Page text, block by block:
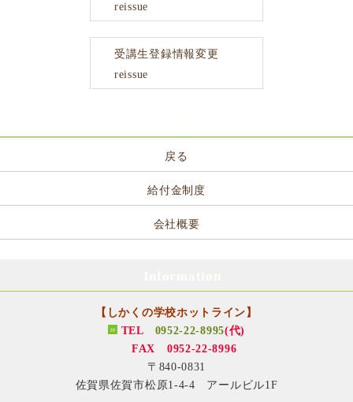
reissue
受講生登録情報変更
reissue
戻る
給付金制度
会社概要
【しかくの学校ホットライン】
TEL 0952-22-8995(代)
FAX 0952-22-8996
〒840-0831
佐賀県佐賀市松原1-4-4 アールビル1F